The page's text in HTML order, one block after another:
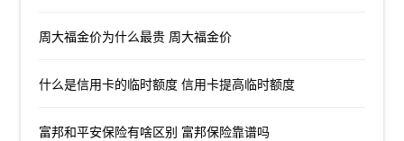
周大福金价为什么最贵 周大福金价
什么是信用卡的临时额度 信用卡提高临时额度
富邦和平安保险有啥区别 富邦保险靠谱吗